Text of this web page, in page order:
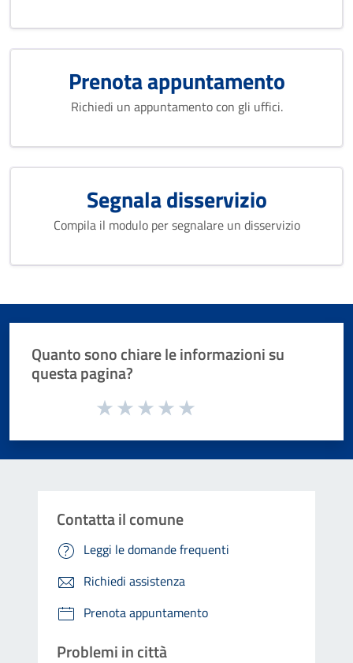
Prenota appuntamento
Richiedi un appuntamento con gli uffici.
Segnala disservizio
Compila il modulo per segnalare un disservizio
Quanto sono chiare le informazioni su
questa pagina?
Valuta da 1 a 5 stelle la pagina
Contatta il comune
Leggi le domande frequenti
Richiedi assistenza
Prenota appuntamento
Problemi in città